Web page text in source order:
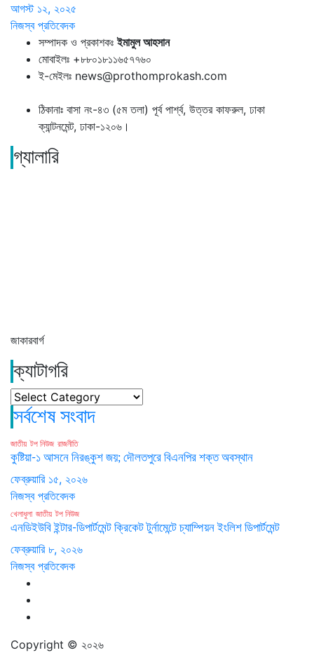
আগস্ট ১২, ২০২৫
নিজস্ব প্রতিবেদক
সম্পাদক ও প্রকাশকঃইমামুল আহসান
মোবাইলঃ +৮৮০১৮১১৬৫৭৭৬০
ই-মেইলঃ news@prothomprokash.com
ঠিকানাঃ বাসা নং-৪৩ (৫ম তলা) পূর্ব পার্শ্ব, উত্তর কাফরুল, ঢাকা
ক্যান্টনমেন্ট, ঢাকা-১২০৬।
গ্যালারি
জাকারবার্গ
ক্যাটাগরি
ক্যাটাগরি
সর্বশেষ সংবাদ
জাতীয় টপ নিউজ রাজনীতি
কুষ্টিয়া-১ আসনে নিরঙ্কুশ জয়; দৌলতপুরে বিএনপির শক্ত অবস্থান
ফেব্রুয়ারি ১৫, ২০২৬
নিজস্ব প্রতিবেদক
খেলাধুলা জাতীয় টপ নিউজ
এনডিইউবি ইন্টার-ডিপার্টমেন্ট ক্রিকেট টুর্নামেন্টে চ্যাম্পিয়ন ইংলিশ ডিপার্টমেন্ট
ফেব্রুয়ারি ৮, ২০২৬
নিজস্ব প্রতিবেদক
Copyright © ২০২৬